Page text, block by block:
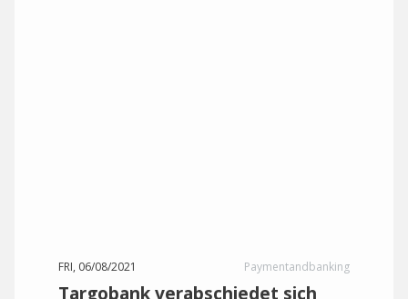
FRI, 06/08/2021 Paymentandbanking
Targobank verabschiedet sich